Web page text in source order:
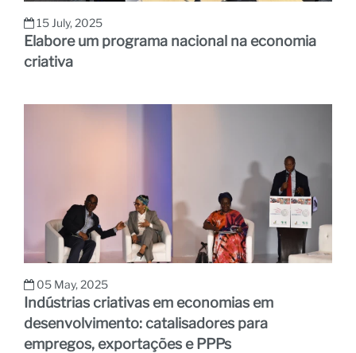
15 July, 2025
Elabore um programa nacional na economia
criativa
05 May, 2025
Indústrias criativas em economias em
desenvolvimento: catalisadores para
empregos, exportações e PPPs